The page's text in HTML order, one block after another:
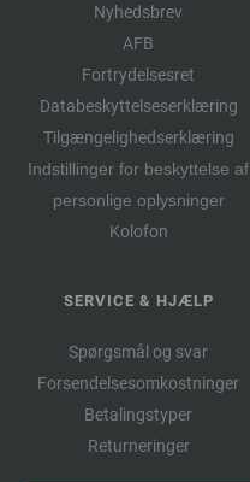
Nyhedsbrev
AFB
Fortrydelsesret
Databeskyttelseserklæring
Tilgængelighedserklæring
Indstillinger for beskyttelse af
personlige oplysninger
Kolofon
SERVICE & HJÆLP
Spørgsmål og svar
Forsendelsesomkostninger
Betalingstyper
Returneringer